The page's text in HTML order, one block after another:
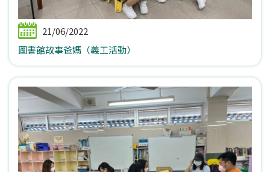
21/06/2022
圖書館故事爸媽（義工活動）